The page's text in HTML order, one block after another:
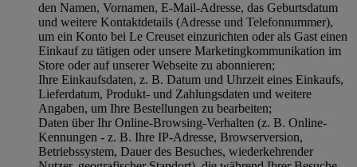
den Namen, Vornamen, E-Mail-Adresse, das Geburtsdatum
und weitere Kontaktdetails (Adresse und Telefonnummer),
um ein Konto bei Le Creuset einzurichten oder als Gast einen
Einkauf zu tätigen oder unsere Marketingkommunikation im
Store oder auf unserer Webseite zu abonnieren;
Ihre Einkaufsdaten, z. B. Datum und Uhrzeit eines Einkaufs,
Lieferdatum, Produkt- und Zahlungsdaten und weitere
Angaben, um Ihre Bestellungen zu bearbeiten;
Daten über Ihr Online-Browsing-Verhalten (z. B. Online-
Kennungen - z. B. Ihre IP-Adresse, Browserversion,
Betriebssystem, Dauer des Besuches, wiederkehrender